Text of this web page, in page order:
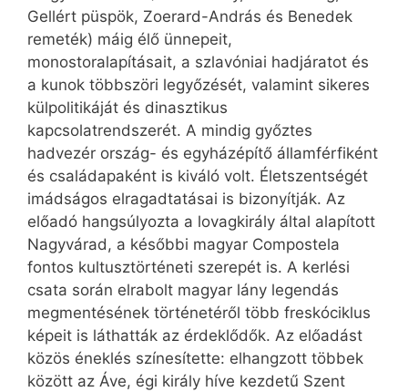
Gellért püspök, Zoerard-András és Benedek
remeték) máig élő ünnepeit,
monostoralapításait, a szlavóniai hadjáratot és
a kunok többszöri legyőzését, valamint sikeres
külpolitikáját és dinasztikus
kapcsolatrendszerét. A mindig győztes
hadvezér ország- és egyházépítő államférfiként
és családapaként is kiváló volt. Életszentségét
imádságos elragadtatásai is bizonyítják. Az
előadó hangsúlyozta a lovagkirály által alapított
Nagyvárad, a későbbi magyar Compostela
fontos kultusztörténeti szerepét is. A kerlési
csata során elrabolt magyar lány legendás
megmentésének történetéről több freskóciklus
képeit is láthatták az érdeklődők. Az előadást
közös éneklés színesítette: elhangzott többek
között az Áve, égi király híve kezdetű Szent